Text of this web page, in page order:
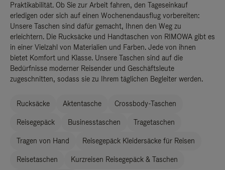
Praktikabilität. Ob Sie zur Arbeit fahren, den Tageseinkauf
erledigen oder sich auf einen Wochenendausflug vorbereiten:
Unsere Taschen sind dafür gemacht, Ihnen den Weg zu
erleichtern. Die Rucksäcke und Handtaschen von RIMOWA gibt es
in einer Vielzahl von Materialien und Farben. Jede von ihnen
bietet Komfort und Klasse. Unsere Taschen sind auf die
Bedürfnisse moderner Reisender und Geschäftsleute
zugeschnitten, sodass sie zu Ihrem täglichen Begleiter werden.
Rucksäcke Aktentasche Crossbody-Taschen
Reisegepäck Businesstaschen Tragetaschen
Tragen von Hand Reisegepäck Kleidersäcke für Reisen
Reisetaschen Kurzreisen Reisegepäck & Taschen